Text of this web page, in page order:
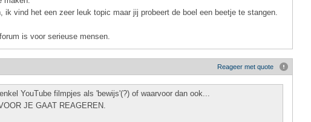
ik vind het een zeer leuk topic maar jij probeert de boel een beetje te stangen.
is voor serieuse mensen.
Reageer met quote
YouTube filmpjes als 'bewijs'(?) of waarvoor dan ook...
JE GAAT REAGEREN.